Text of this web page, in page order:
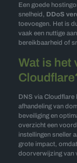
Een goede
snelheid, DDoS
toevoegen. Het is
vaak een nuttige
bereikbaarheid of
Wat is het
DNS via Cloudflare
afhandeling van
beveiliging en
overzicht een
instellingen sneller
grote impact,
doorverwijzing van